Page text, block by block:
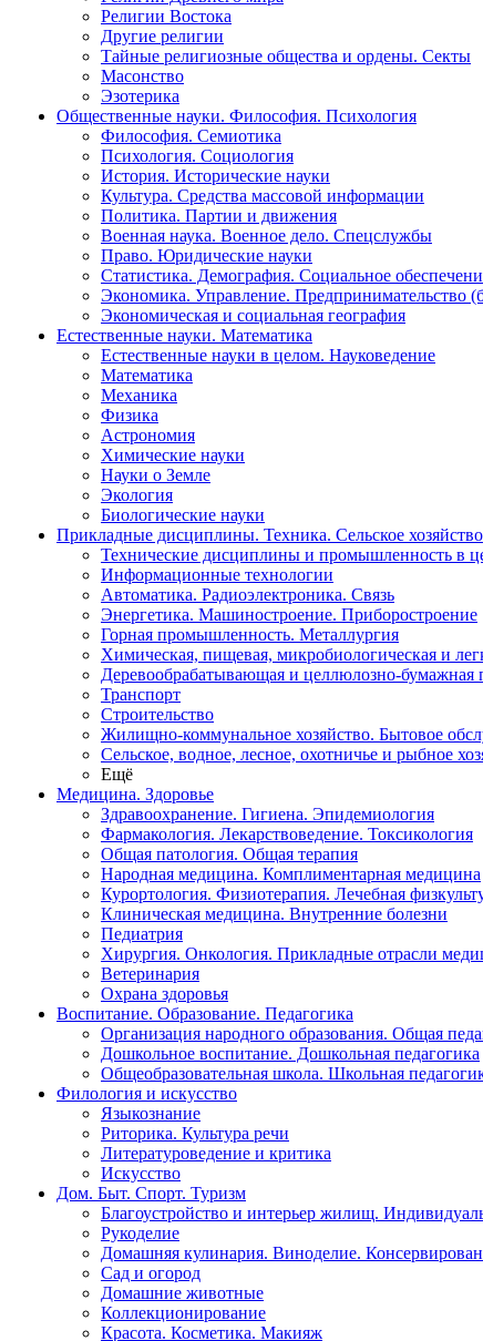
Религии Востока
Другие религии
Тайные религиозные общества и ордены. Секты
Масонство
Эзотерика
Общественные науки. Философия. Психология
Философия. Семиотика
Психология. Социология
История. Исторические науки
Культура. Средства массовой информации
Политика. Партии и движения
Военная наука. Военное дело. Спецслужбы
Право. Юридические науки
Статистика. Демография. Социальное
Экономика. Управление. Предпринимательство
Экономическая и социальная география
Естественные науки. Математика
Естественные науки в целом. Науковедение
Математика
Механика
Физика
Астрономия
Химические науки
Науки о Земле
Экология
Биологические науки
Прикладные дисциплины. Техника. Сельское хозяйство
Технические дисциплины и промышленность в
Информационные технологии
Автоматика. Радиоэлектроника. Связь
Энергетика. Машиностроение. Приборостроение
Горная промышленность. Металлургия
Химическая, пищевая, микробиологическая и
Деревообрабатывающая и целлюлозно-
Транспорт
Строительство
Жилищно-коммунальное хозяйство. Бытовое
Сельское, водное, лесное, охотничье и рыбное
Ещё
Медицина. Здоровье
Здравоохранение. Гигиена. Эпидемиология
Фармакология. Лекарствоведение. Токсикология
Общая патология. Общая терапия
Народная медицина. Комплиментарная медицина
Курортология. Физиотерапия. Лечебная
Клиническая медицина. Внутренние болезни
Педиатрия
Хирургия. Онкология. Прикладные отрасли
Ветеринария
Охрана здоровья
Воспитание. Образование. Педагогика
Организация народного образования. Общая
Дошкольное воспитание. Дошкольная педагогика
Общеобразовательная школа. Школьная
Филология и искусство
Языкознание
Риторика. Культура речи
Литературоведение и критика
Искусство
Дом. Быт. Спорт. Туризм
Благоустройство и интерьер жилищ.
Рукоделие
Домашняя кулинария. Виноделие.
Сад и огород
Домашние животные
Коллекционирование
Красота. Косметика. Макияж